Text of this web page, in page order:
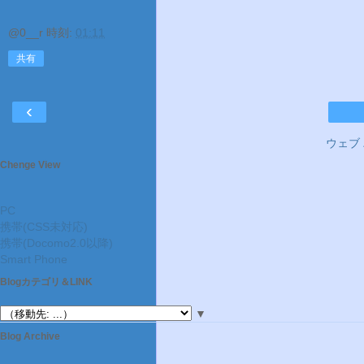
@0__r 時刻: 01:11
共有
‹
ウェブ
Chenge View
PC
携帯(CSS未対応)
携帯(Docomo2.0以降)
Smart Phone
Blogカテゴリ＆LINK
▼
Blog Archive